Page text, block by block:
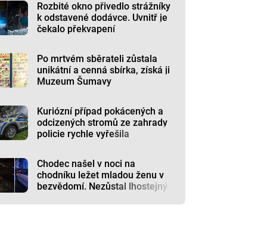
Rozbité okno přivedlo strážníky
k odstavené dodávce. Uvnitř je
čekalo překvapení
Po mrtvém sběrateli zůstala
unikátní a cenná sbírka, získá ji
Muzeum Šumavy
Kuriózní případ pokácených a
odcizených stromů ze zahrady
policie rychle vyřešila
Chodec našel v noci na
chodníku ležet mladou ženu v
bezvědomí. Nezůstal lhostejný